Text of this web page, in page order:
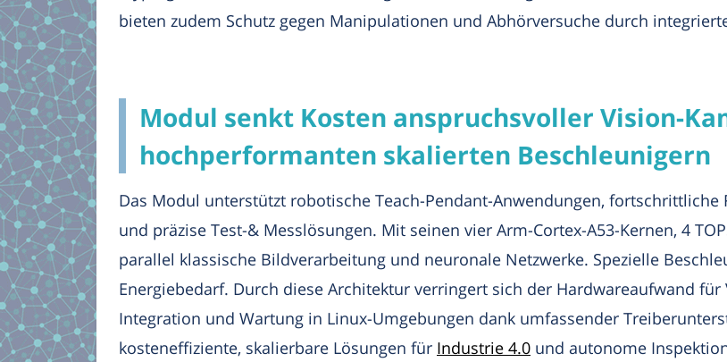
bieten zudem Schutz gegen Manipulationen und Abhörversuche durch
Modul senkt Kosten anspruchsvoller Vision-
hochperformanten skalierten Beschleunigern
Das Modul unterstützt robotische Teach-Pendant-Anwendungen,
und präzise Test-& Messlösungen. Mit seinen vier Arm-Cortex-A53-Kernen, 4
parallel klassische Bildverarbeitung und neuronale Netzwerke. Spezielle
Energiebedarf. Durch diese Architektur verringert sich der Hardwareaufwand
Integration und Wartung in Linux-Umgebungen dank umfassender
kosteneffiziente, skalierbare Lösungen für Industrie 4.0 und autonome